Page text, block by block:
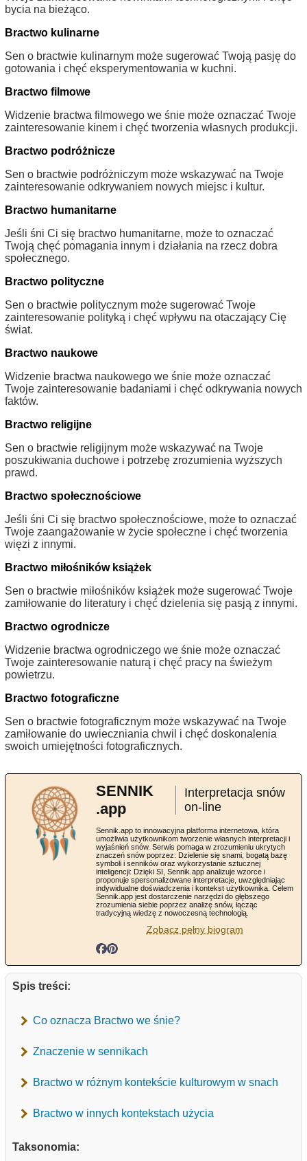
bycia na bieżąco.
Bractwo kulinarne
Sen o bractwie kulinarnym może sugerować Twoją pasję do
gotowania i chęć eksperymentowania w kuchni.
Bractwo filmowe
Widzenie bractwa filmowego we śnie może oznaczać Twoje
zainteresowanie kinem i chęć tworzenia własnych produkcji.
Bractwo podróżnicze
Sen o bractwie podróżniczym może wskazywać na Twoje
zainteresowanie odkrywaniem nowych miejsc i kultur.
Bractwo humanitarne
Jeśli śni Ci się bractwo humanitarne, może to oznaczać
Twoją chęć pomagania innym i działania na rzecz dobra
społecznego.
Bractwo polityczne
Sen o bractwie politycznym może sugerować Twoje
zainteresowanie polityką i chęć wpływu na otaczający Cię
świat.
Bractwo naukowe
Widzenie bractwa naukowego we śnie może oznaczać
Twoje zainteresowanie badaniami i chęć odkrywania nowych
faktów.
Bractwo religijne
Sen o bractwie religijnym może wskazywać na Twoje
poszukiwania duchowe i potrzebę zrozumienia wyższych
prawd.
Bractwo społecznościowe
Jeśli śni Ci się bractwo społecznościowe, może to oznaczać
Twoje zaangażowanie w życie społeczne i chęć tworzenia
więzi z innymi.
Bractwo miłośników książek
Sen o bractwie miłośników książek może sugerować Twoje
zamiłowanie do literatury i chęć dzielenia się pasją z innymi.
Bractwo ogrodnicze
Widzenie bractwa ogrodniczego we śnie może oznaczać
Twoje zainteresowanie naturą i chęć pracy na świeżym
powietrzu.
Bractwo fotograficzne
Sen o bractwie fotograficznym może wskazywać na Twoje
zamiłowanie do uwieczniania chwil i chęć doskonalenia
swoich umiejętności fotograficznych.
SENNIK
.app
Interpretacja snów
on-line
Sennik.app to innowacyjna platforma internetowa, która
umożliwia użytkownikom tworzenie własnych interpretacji i
wyjaśnień snów. Serwis pomaga w zrozumieniu ukrytych
znaczeń snów poprzez: Dzielenie się snami, bogatą bazę
symboli i senników oraz wykorzystanie sztucznej
inteligencji: Dzięki SI, Sennik.app analizuje wzorce i
proponuje spersonalizowane interpretacje, uwzględniając
indywidualne doświadczenia i kontekst użytkownika. Celem
Sennik.app jest dostarczenie narzędzi do głębszego
zrozumienia siebie poprzez analizę snów, łącząc
tradycyjną wiedzę z nowoczesną technologią.
Zobacz pełny biogram
Spis treści:
Co oznacza Bractwo we śnie?
Znaczenie w sennikach
Bractwo w różnym kontekście kulturowym w snach
Bractwo w innych kontekstach użycia
Taksonomia: